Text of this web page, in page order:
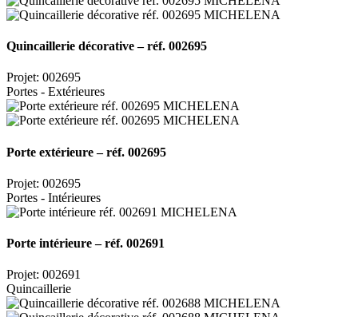
Quincaillerie décorative – réf. 002695
Projet: 002695
Portes - Extérieures
Porte extérieure – réf. 002695
Projet: 002695
Portes - Intérieures
Porte intérieure – réf. 002691
Projet: 002691
Quincaillerie